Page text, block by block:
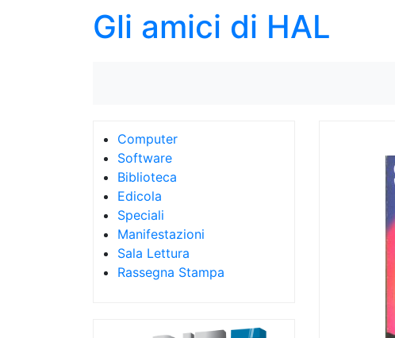
Gli amici di HAL
Computer
Software
Biblioteca
Edicola
Speciali
Manifestazioni
Sala Lettura
Rassegna Stampa